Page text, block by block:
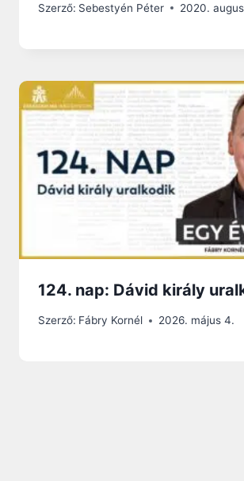
Szerző: Sebestyén Péter 2020.
124. nap: Dávid király
Szerző: Fábry Kornél 2026. május 4.